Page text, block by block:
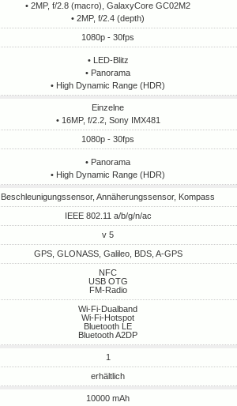
• 2MP, f/2.8 (macro), GalaxyCore GC02M2
• 2MP, f/2.4 (depth)
1080p - 30fps
• LED-Blitz
• Panorama
• High Dynamic Range (HDR)
Einzelne
• 16MP, f/2.2, Sony IMX481
1080p - 30fps
• Panorama
• High Dynamic Range (HDR)
Beschleunigungssensor, Annäherungssensor, Kompass
IEEE 802.11 a/b/g/n/ac
v 5
GPS, GLONASS, Galileo, BDS, A-GPS
NFC
USB OTG
FM-Radio
Wi-Fi-Dualband
Wi-Fi-Hotspot
Bluetooth LE
Bluetooth A2DP
1
erhältlich
10000 mAh